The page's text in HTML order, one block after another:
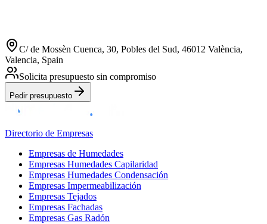
C/ de Mossèn Cuenca, 30, Pobles del Sud, 46012 València,
Valencia, Spain
Solicita presupuesto sin compromiso
Pedir presupuesto
Directorio de Empresas
Empresas de Humedades
Empresas Humedades Capilaridad
Empresas Humedades Condensación
Empresas Impermeabilización
Empresas Tejados
Empresas Fachadas
Empresas Gas Radón